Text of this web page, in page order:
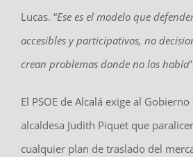
Lucas. “Ese es el modelo que
accesibles y participativos, no
crean problemas donde no los había
El PSOE de Alcalá exige al Gobierno
alcaldesa Judith Piquet que
cualquier plan de traslado del